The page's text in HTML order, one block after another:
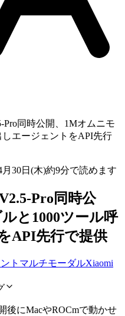
Pro同時公開、1Mオムニモ
エージェントをAPI先行
月30日(木)約9分で読めます
Pro同時公
と1000ツール呼
API先行で提供
ト マルチモーダルXiaomi
後にMacやROCmで動かせ